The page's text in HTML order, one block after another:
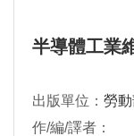
半導體工業
出版單位： 勞
作/編/譯者：